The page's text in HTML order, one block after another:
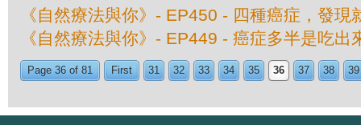
《自然療法與你》- EP450 - 四種癌症，發現
《自然療法與你》- EP449 - 癌症多半是吃出
Page 36 of 81 First 31 32 33 34 35 36 37 38 39